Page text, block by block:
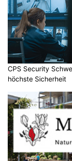
CPS Security
höchste Sicherheit